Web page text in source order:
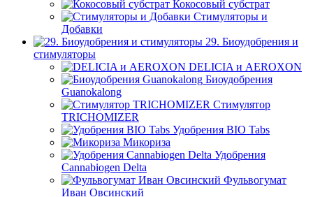
Кокосовый субстрат
Стимуляторы и
Добавки
29. Биоудобрения и
стимуляторы
DELICIA и AEROXON
Биоудобрения
Guanokalong
Стимулятор
TRICHOMIZER
Удобрения BIO Tabs
Микориза
Удобрения
Cannabiogen Delta
Фульвогумат
Иван Овсинский